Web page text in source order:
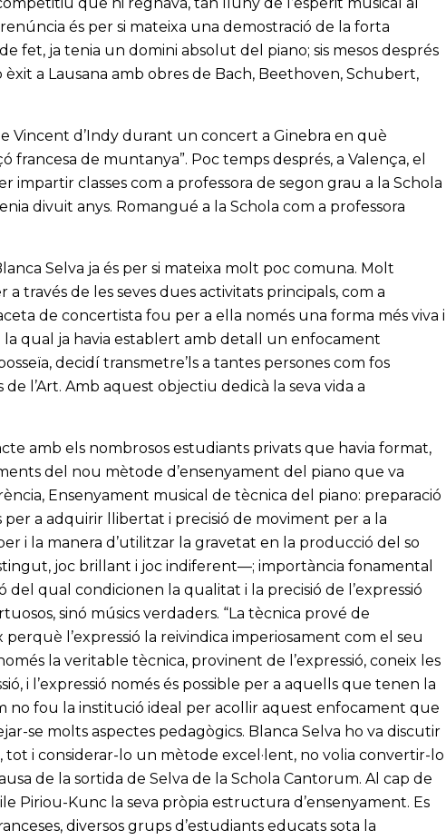
és per si mateixa una demostració de la forta
fet, ja tenia un domini absolut del piano; sis mesos després
a Lausana amb obres de Bach, Beethoven, Schubert,
Vincent d’Indy durant un concert a Ginebra en què
francesa de muntanya”. Poc temps després, a Valença, el
impartir classes com a professora de segon grau a la Schola
divuit anys. Romangué a la Schola com a professora
Selva ja és per si mateixa molt poc comuna. Molt
través de les seves dues activitats principals, com a
de concertista fou per a ella només una forma més viva i
qual ja havia establert amb detall un enfocament
decidí transmetre’ls a tantes persones com fos
l’Art. Amb aquest objectiu dedicà la seva vida a
amb els nombrosos estudiants privats que havia format,
del nou mètode d’ensenyament del piano que va
Ensenyament musical de tècnica del piano: preparació
per a adquirir llibertat i precisió de moviment per a la
i la manera d’utilitzar la gravetat en la producció del so
joc brillant i joc indiferent—; importància fonamental
del qual condicionen la qualitat i la precisió de l’expressió
sinó músics verdaders. “La tècnica prové de
perquè l’expressió la reivindica imperiosament com el seu
la veritable tècnica, provinent de l’expressió, coneix les
i l’expressió només és possible per a aquells que tenen la
no fou la institució ideal per acollir aquest enfocament que
se molts aspectes pedagògics. Blanca Selva ho va discutir
tot i considerar-lo un mètode excel·lent, no volia convertir-lo
de la sortida de Selva de la Schola Cantorum. Al cap de
Piriou-Kunc la seva pròpia estructura d’ensenyament. Es
diversos grups d’estudiants educats sota la